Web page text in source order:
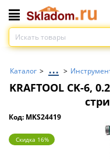
Каталог > ... >
KRAFTOOL CK-6,
Код: MKS24419
Скидка 16%